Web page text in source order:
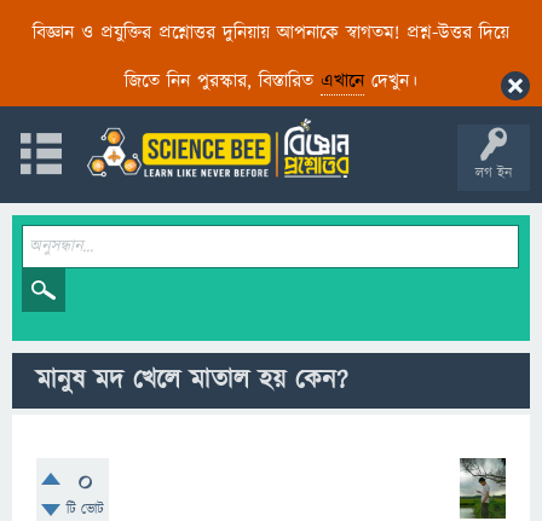
বিজ্ঞান ও প্রযুক্তির প্রশ্নোত্তর দুনিয়ায় আপনাকে স্বাগতম! প্রশ্ন-উত্তর দিয়ে
জিতে নিন পুরস্কার, বিস্তারিত এখানেদেখুন।
লগ ইন
মানুষ মদ খেলে মাতাল হয় কেন?
0
টি ভোট